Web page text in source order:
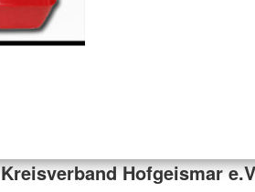
Kreisverband Hofgeismar